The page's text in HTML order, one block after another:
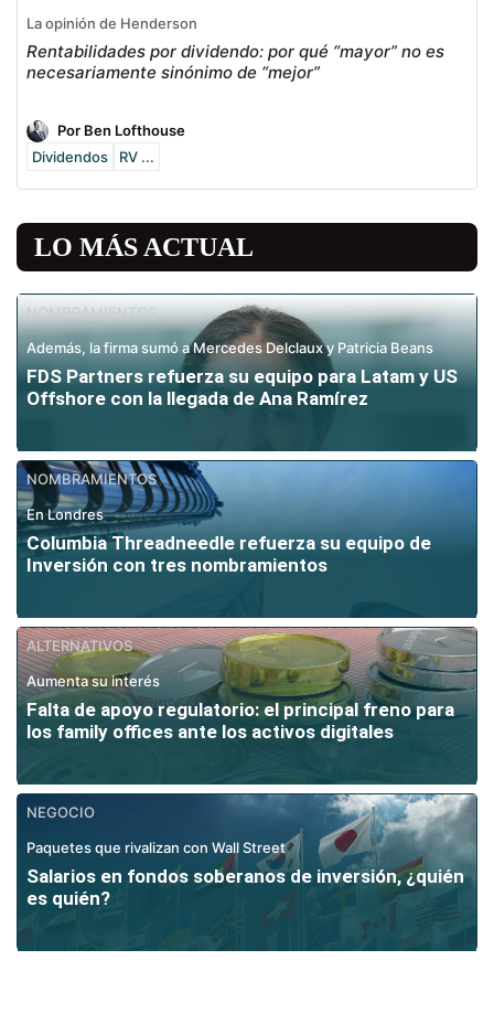
La opinión de Henderson
Rentabilidades por dividendo: por qué “mayor” no es
necesariamente sinónimo de “mejor”
Por Ben Lofthouse
Dividendos
RV ...
LO MÁS ACTUAL
NOMBRAMIENTOS
Además, la firma sumó a Mercedes Delclaux y Patricia Beans
FDS Partners refuerza su equipo para Latam y US
Offshore con la llegada de Ana Ramírez
NOMBRAMIENTOS
En Londres
Columbia Threadneedle refuerza su equipo de
Inversión con tres nombramientos
ALTERNATIVOS
Aumenta su interés
Falta de apoyo regulatorio: el principal freno para
los family offices ante los activos digitales
NEGOCIO
Paquetes que rivalizan con Wall Street
Salarios en fondos soberanos de inversión, ¿quién
es quién?